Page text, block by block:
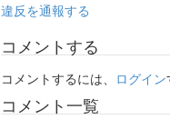
違反を通報する
コメントする
コメントするには、 ログイン
コメント一覧